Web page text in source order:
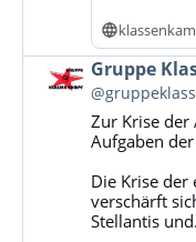
Beitrag
von
Gruppe
Klassenkampf
Bluesky
ansehen
Gruppe
Zur Krise
Aufgaben
Die Krise
verschärft
Stellantis